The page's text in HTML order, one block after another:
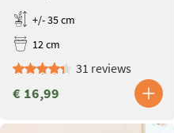
+/- 35 cm
12 cm
31 reviews
€ 16,99